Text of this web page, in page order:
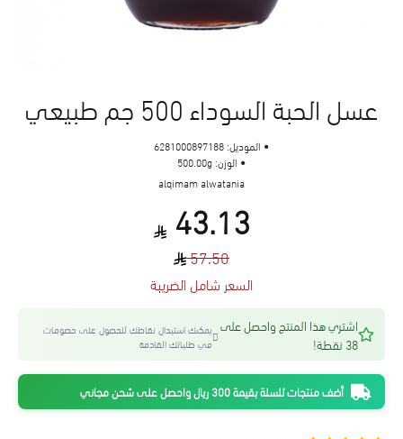
عسل الحبة السوداء 500 جم طبيعي
57.50
43.13
السعر شامل الضريبة
الموديل: 6281000897188
الوزن: 500.00g
alqimam alwatania
اشتري هذا المنتج واحصل على
38 نقطة!
يمكنك استبدال نقاطك للحصول على خصومات
في طلباتك القادمة
أضف منتجات للسلة بقيمة 300 ريال واحصل على شحن مجاني